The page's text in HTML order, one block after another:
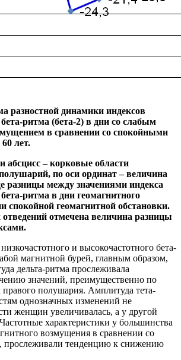
разностной динамики индексов
ритма (бета-2) в дни со слабым
в сравнении со спокойными
лет.
абсцисс – корковые области
по оси ординат – величина
разницы между значениями индекса
ритма в дни геомагнитного
спокойной геомагнитной обстановки.
отмечена величина разницы
и высокочастотного бета-
магнитной бурей, главным образом,
дельта-ритма прослеживала
значений, преимущественно по
полушария. Амплитуда тета-
однозначных изменений не
женщин увеличивалась, а у другой
характеристики у большинства
возмущения в сравнении со
прослеживали тенденцию к снижению